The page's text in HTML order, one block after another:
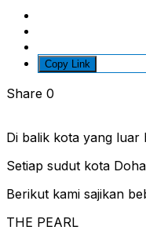
Copy Link
Share 0
Di balik kota yang luar
Setiap sudut kota
Berikut kami sajikan
THE PEARL